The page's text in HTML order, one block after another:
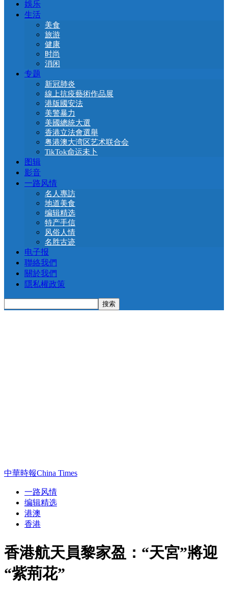
娛乐
生活
美食
旅游
健康
时尚
消闲
专题
新冠肺炎
線上抗疫藝術作品展
港版國安法
美警暴力
美國總統大選
香港立法會選舉
粤港澳大湾区艺术联合会
TikTok命运未卜
图辑
影音
一路风情
名人專訪
地道美食
编辑精选
特产手信
风俗人情
名胜古迹
电子报
聯絡我們
關於我們
隱私權政策
中華時報China Times
一路风情
编辑精选
港澳
香港
香港航天員黎家盈：“天宮”將迎
“紫荊花”